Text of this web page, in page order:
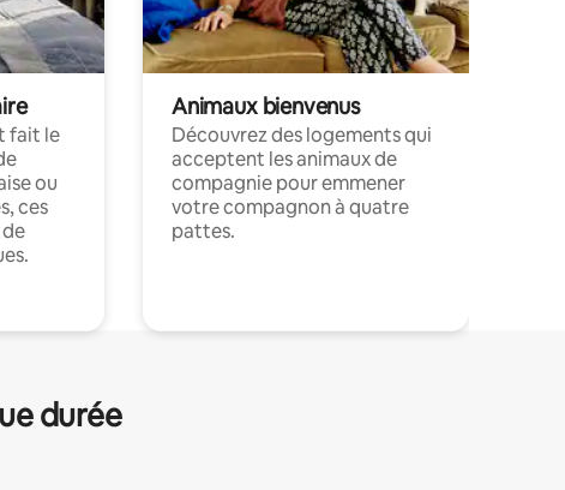
fait le
ou
ces
Animaux bienvenus
Découvrez des logements qui
acceptent les animaux de
compagnie pour emmener
votre compagnon à quatre
pattes.
durée